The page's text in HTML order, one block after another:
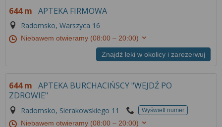
644 m APTEKA FIRMOWA
Radomsko, Warszyca 16
Niebawem otwieramy (08:00 – 20:00)
Znajdź leki w okolicy i zarezerwuj
644 m APTEKA BURCHACIŃSCY "WEJDŹ PO
ZDROWIE"
Radomsko, Sierakowskiego 11 Wyświetl numer
Niebawem otwieramy (08:00 – 20:00)